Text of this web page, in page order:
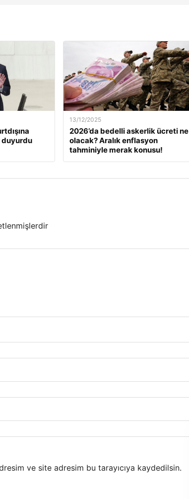
duyurdu
13/12/2025
2026’da bedelli askerlik ücreti ne
olacak? Aralık enflasyon
tahminiyle merak konusu!
ve site adresim bu tarayıcıya kaydedilsin.